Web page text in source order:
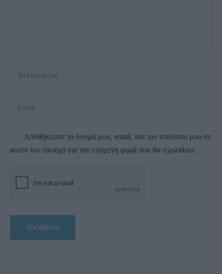
Αποθήκευσε το όνομά μου, email, και τον ιστότοπο μου σε
αυτόν τον πλοηγό για την επόμενη φορά που θα σχολιάσω.